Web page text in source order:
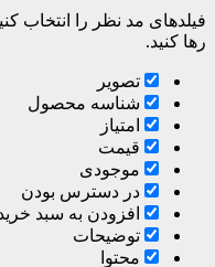
فیلدهای مد نظر را انتخاب
رها کنید.
تصویر
شناسه محصول
امتیاز
قیمت
موجودی
در دسترس بودن
افزودن به سبد
توضیحات
محتوا